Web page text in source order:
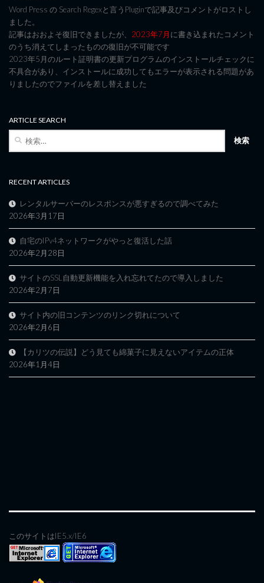
Word Press の Search Regexと言うPluginで記事及びコメントがロストし
ました。
記事はおおよそ復旧できましたが、 2023年7月に書き込まれたコメント
のうち消えてしまったものの復旧が不可能です
2023年5月のルート証明書の更新プログラムのインストールチェックに
不具合があり、インストールに成功してもエラーが表示される問題があ
りましたのでファイルを差し替えました
ARTICLE SEARCH
RECENT ARTICLES
レンタルサーバーのレスポンスが悪すぎるので調べてみた
2026年3月17日
自宅のIPv4ネットワークがやっと復活した話
2026年2月28日
サイトのSSL自動更新機能を入れ忘れてたので導入しました
2026年2月7日
サイト内の旧コンテンツのリンク切れについて
2026年2月6日
【カリツの伝説】どう見ても綿菓子に見えないアイテムの正体
2026年1月4日
このサイトはIE5.x/IE6